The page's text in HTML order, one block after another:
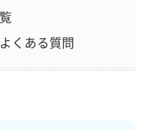
くある質問